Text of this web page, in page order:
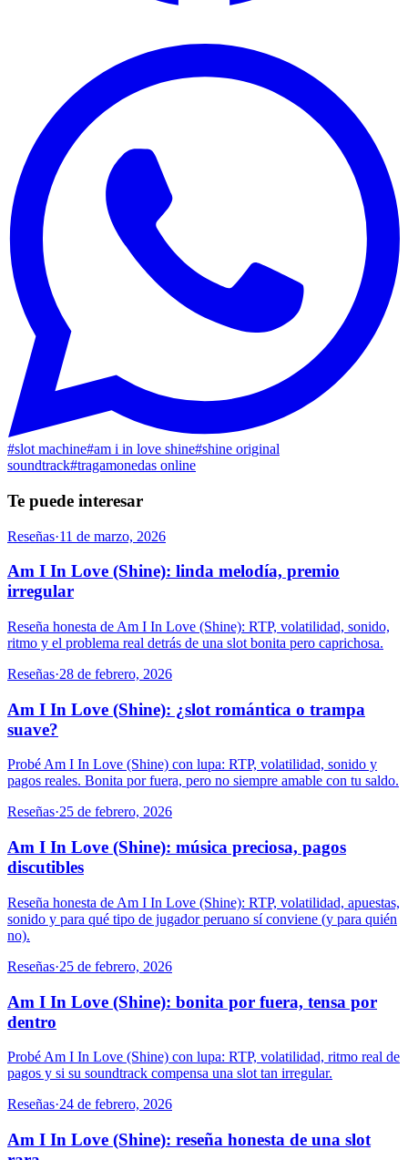
#slot machine#am i in love shine#shine original
soundtrack#tragamonedas online
Te puede interesar
Reseñas·11 de marzo, 2026
Am I In Love (Shine): linda melodía, premio
irregular
Reseña honesta de Am I In Love (Shine): RTP, volatilidad, sonido,
ritmo y el problema real detrás de una slot bonita pero caprichosa.
Reseñas·28 de febrero, 2026
Am I In Love (Shine): ¿slot romántica o trampa
suave?
Probé Am I In Love (Shine) con lupa: RTP, volatilidad, sonido y
pagos reales. Bonita por fuera, pero no siempre amable con tu saldo.
Reseñas·25 de febrero, 2026
Am I In Love (Shine): música preciosa, pagos
discutibles
Reseña honesta de Am I In Love (Shine): RTP, volatilidad, apuestas,
sonido y para qué tipo de jugador peruano sí conviene (y para quién
no).
Reseñas·25 de febrero, 2026
Am I In Love (Shine): bonita por fuera, tensa por
dentro
Probé Am I In Love (Shine) con lupa: RTP, volatilidad, ritmo real de
pagos y si su soundtrack compensa una slot tan irregular.
Reseñas·24 de febrero, 2026
Am I In Love (Shine): reseña honesta de una slot